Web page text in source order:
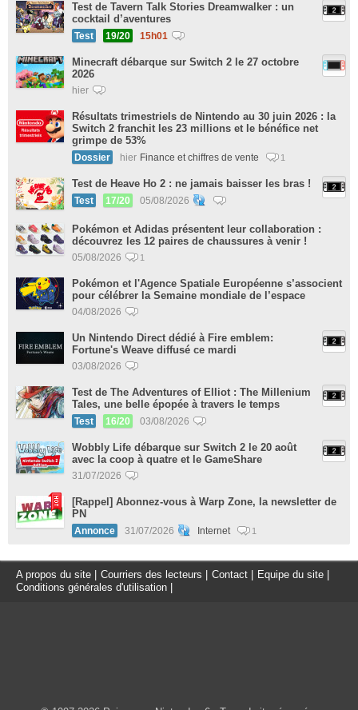
Test de Tavern Talk Stories Dreamwalker : un
cocktail d’aventures
Test 19/20 15h01
Minecraft débarque sur Switch 2 le 27 octobre
2026
hier
Résultats trimestriels de Nintendo au 30 juin 2026 : la
Switch 2 franchit les 23 millions et le bénéfice net
grimpe de 53%
Dossier hier Finance et chiffres de vente 1
Test de Heave Ho 2 : ne jamais baisser les bras !
Test 17/20 05/08/2026
Pokémon et Adidas présentent leur collaboration :
découvrez les 12 paires de chaussures à venir !
05/08/2026 1
Pokémon et l'Agence Spatiale Européenne s’associent
pour célébrer la Semaine mondiale de l’espace
04/08/2026
Un Nintendo Direct dédié à Fire emblem:
Fortune's Weave diffusé ce mardi
03/08/2026
Test de The Adventures of Elliot : The Millenium
Tales, une belle épopée à travers le temps
Test 16/20 03/08/2026
Wobbly Life débarque sur Switch 2 le 20 août
avec la coop à quatre et le GameShare
31/07/2026
[Rappel] Abonnez-vous à Warp Zone, la newsletter de
PN
Annonce 31/07/2026 Internet 1
A propos du site Courriers des lecteurs Contact Equipe du site
Conditions générales d'utilisation